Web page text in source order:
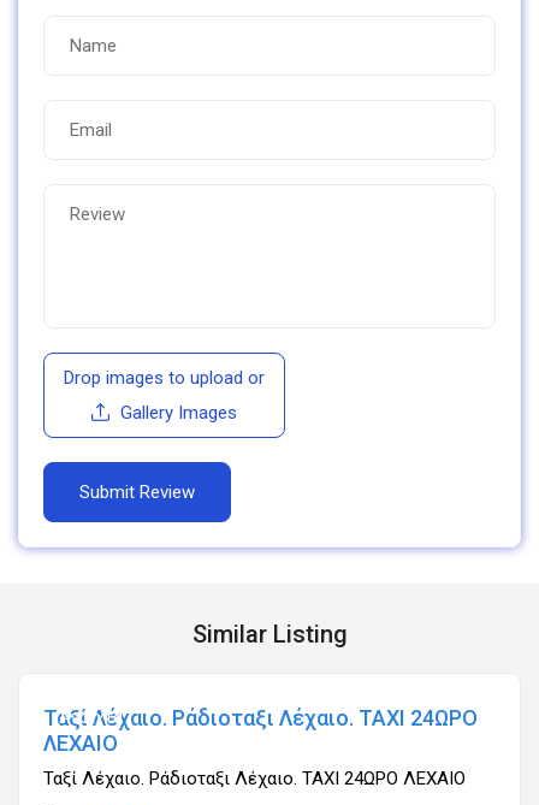
Drop images to upload or
Gallery Images
Similar Listing
Ανοιχτά
Ταξί Λέχαιο. Ράδιοταξι Λέχαιο. TAXI 24ΩΡΟ
ΛΕΧΑΙΟ
Ταξί Λέχαιο. Ράδιοταξι Λέχαιο. TAXI 24ΩΡΟ ΛΕΧΑΙΟ